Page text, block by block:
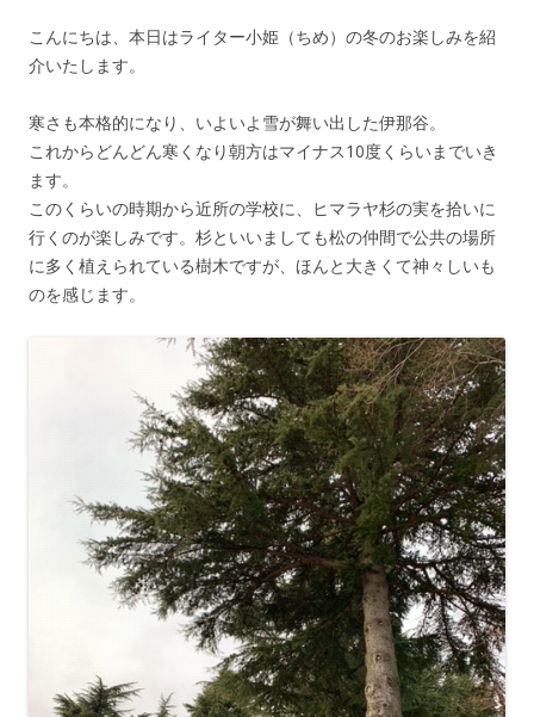
こんにちは、本日はライター小姫（ちめ）の冬のお楽しみを紹
介いたします。
寒さも本格的になり、いよいよ雪が舞い出した伊那谷。
これからどんどん寒くなり朝方はマイナス10度くらいまでいき
ます。
このくらいの時期から近所の学校に、ヒマラヤ杉の実を拾いに
行くのが楽しみです。杉といいましても松の仲間で公共の場所
に多く植えられている樹木ですが、ほんと大きくて神々しいも
のを感じます。